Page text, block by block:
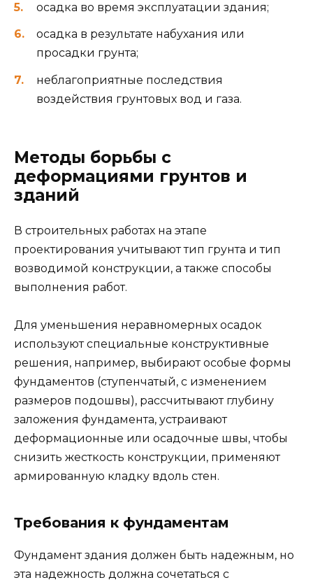
осадка во время эксплуатации здания;
осадка в результате набухания или
просадки грунта;
неблагоприятные последствия
воздействия грунтовых вод и газа.
Методы борьбы с
деформациями грунтов и
зданий
В строительных работах на этапе
проектирования учитывают тип грунта и тип
возводимой конструкции, а также способы
выполнения работ.
Для уменьшения неравномерных осадок
используют специальные конструктивные
решения, например, выбирают особые формы
фундаментов (ступенчатый, с изменением
размеров подошвы), рассчитывают глубину
заложения фундамента, устраивают
деформационные или осадочные швы, чтобы
снизить жесткость конструкции, применяют
армированную кладку вдоль стен.
Требования к фундаментам
Фундамент здания должен быть надежным, но
эта надежность должна сочетаться с